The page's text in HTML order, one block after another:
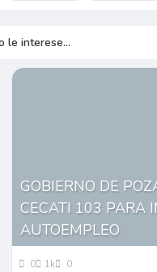
le interese...
GOBIERNO DE
CECATI 103 PARA
AUTOEMPLEO
0 1k 0